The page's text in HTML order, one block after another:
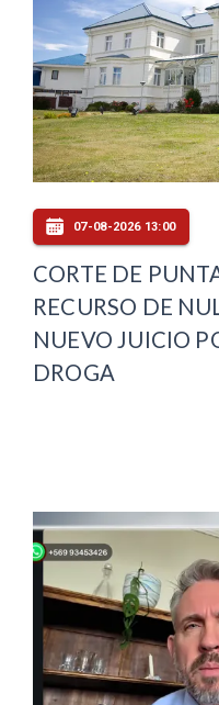
07-08-2026 13:00
CORTE DE
RECURSO DE
NUEVO JUICIO
DROGA